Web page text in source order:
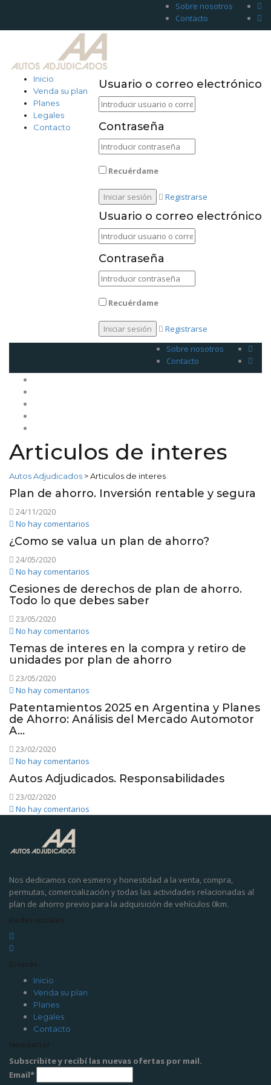
Sobre nosotros
Contacto
Usuario o correo electrónico
Contraseña
Recuérdame
Registrarse
Usuario o correo electrónico
Contraseña
Recuérdame
Registrarse
Inicio
Venda su plan
Planes
Legales
Contacto
Sobre nosotros
Contacto
Articulos de interes
Autos Adjudicados >Articulos de interes
Plan de ahorro. Inversión rentable y segura
24/11/2020
No hay comentarios
¿Como se valua un plan de ahorro?
24/05/2020
No hay comentarios
Cesiones de derechos de plan de ahorro.
Todo lo que debes saber
23/05/2020
No hay comentarios
Temas de interes en la compra y retiro de
unidades por plan de ahorro
23/05/2020
No hay comentarios
Patentamientos 2025 en Argentina y Planes
de Ahorro: Análisis del Mercado Automotor
A...
23/02/2020
No hay comentarios
Autos Adjudicados. Responsabilidades
23/02/2020
No hay comentarios
Nos dedicamos con esmero y honestidad a la venta, compra,
permutas, comercialización y todas las actividades relacionadas al
plan de ahorro previo para la adquisición de vehículos 0km.
Redes sociales
Enlaces
Inicio
Venda su plan
Planes
Legales
Contacto
Newsletter
Subscribite y recibí las nuevas ofertas por mail.
Email*